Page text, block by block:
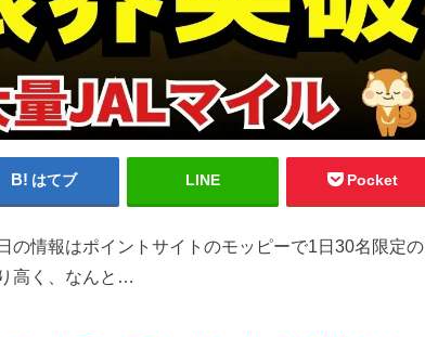
はてブ LINE Pocket
の情報はポイントサイトのモッピーで1日30名限定の
高く、なんと…